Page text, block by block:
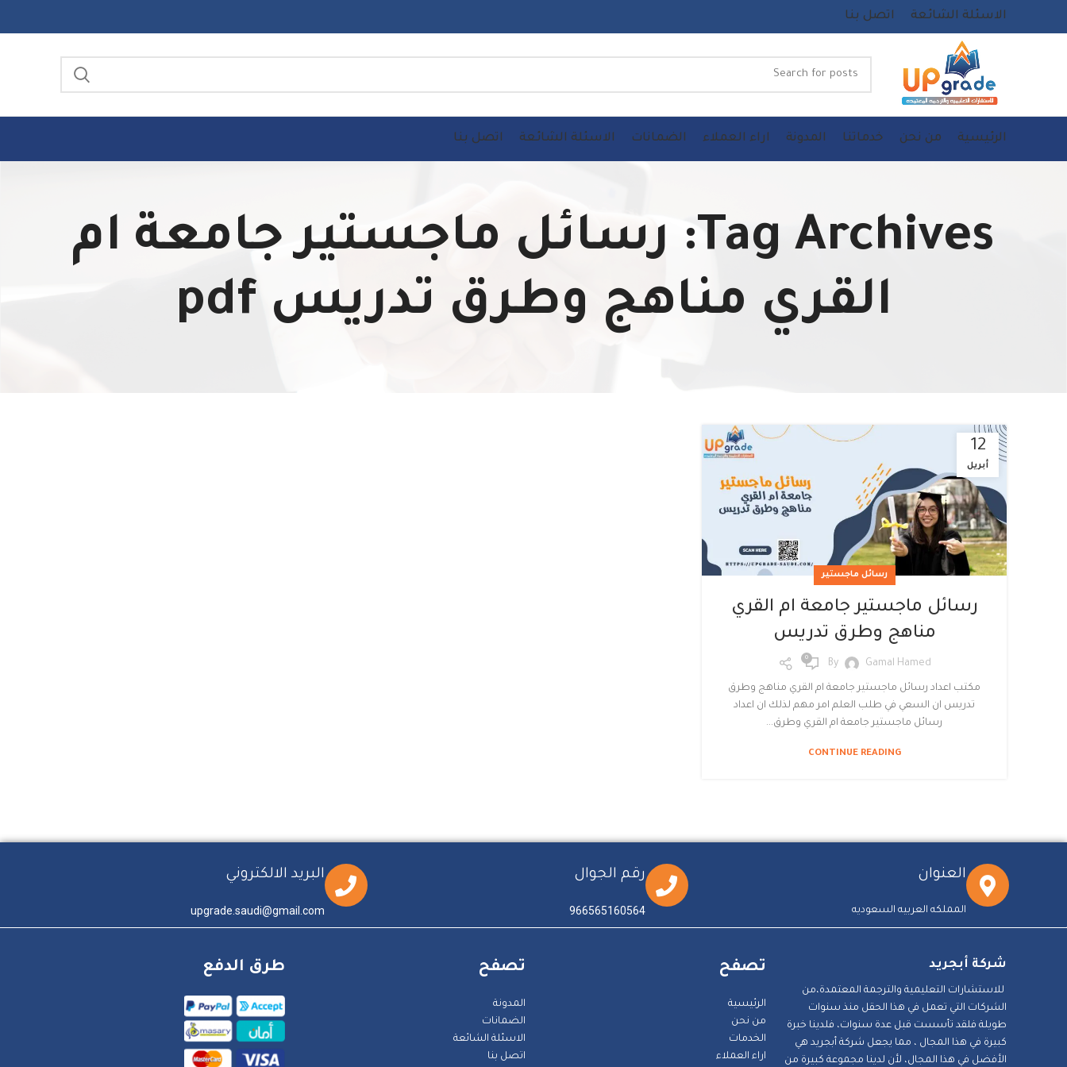
الاسئلة الشائعة اتصل بنا
الرئيسية من نحن خدماتنا المدونة اراء العملاء الضمانات الاسئلة الشائعة اتصل بنا
Tag Archives: رسائل ماجستير جامعة ام
القري مناهج وطرق تدريس pdf
12
أبريل
رسائل ماجستير
رسائل ماجستير جامعة ام القري
مناهج وطرق تدريس
By Gamal Hamed
0
مكتب اعداد رسائل ماجستير جامعة ام القري مناهج وطرق
تدريس ان السعي في طلب العلم امر مهم لذلك ان اعداد
رسائل ماجستير جامعة ام القري وطرق...
CONTINUE READING
العنوان
المملكه العربيه السعوديه
رقم الجوال
966565160564
البريد الالكتروني
upgrade.saudi@gmail.com
شركة أبجريد
للاستشارات التعليمية والترجمة المعتمدة،من
الشركات التي تعمل في هذا الحقل منذ سنوات
طويلة فلقد تأسست قبل عدة سنوات، فلدينا خبرة
كبيرة في هذا المجال ، مما يجعل شركة أبجريد هي
الأفضل في هذا المجال، لأن لدينا مجموعة كبيرة من
تصفح
الرئيسية
من نحن
الخدمات
اراء العملاء
تصفح
المدونة
الضمانات
الاسئلة الشائعة
اتصل بنا
طرق الدفع